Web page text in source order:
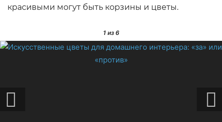
красивыми могут быть корзины и цветы.
1из 6